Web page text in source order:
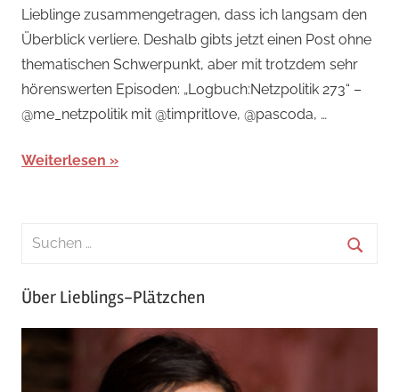
Lieblinge zusammengetragen, dass ich langsam den
Überblick verliere. Deshalb gibts jetzt einen Post ohne
thematischen Schwerpunkt, aber mit trotzdem sehr
hörenswerten Episoden: „Logbuch:Netzpolitik 273“ –
@me_netzpolitik mit @timpritlove, @pascoda, …
Weiterlesen
Über Lieblings-Plätzchen